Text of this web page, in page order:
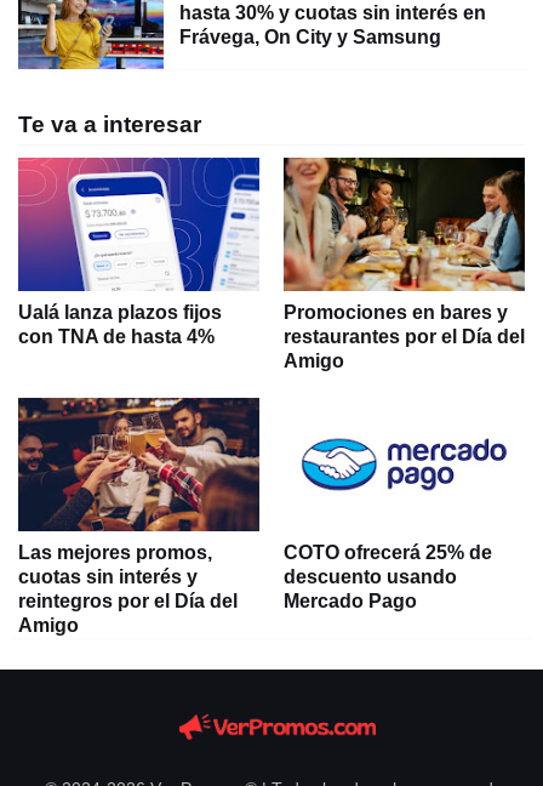
hasta 30% y cuotas sin interés en
Frávega, On City y Samsung
Te va a interesar
Ualá lanza plazos fijos
con TNA de hasta 4%
Promociones en bares y
restaurantes por el Día del
Amigo
Las mejores promos,
cuotas sin interés y
reintegros por el Día del
Amigo
COTO ofrecerá 25% de
descuento usando
Mercado Pago